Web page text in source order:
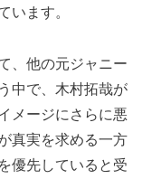
います。
、他の元ジャニー
中で、木村拓哉が
メージにさらに悪
真実を求める一方
優先していると受